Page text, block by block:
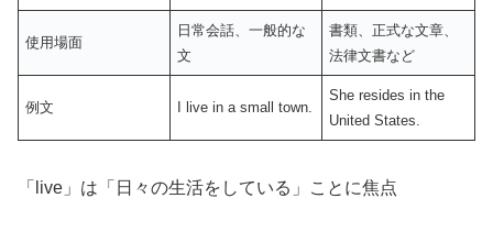
使用場面
日常会話、一般的な
文
書類、正式な文章、
法律文書など
例文 I live in a small town.
She resides in the
United States.
「live」は「日々の生活をしている」ことに焦点